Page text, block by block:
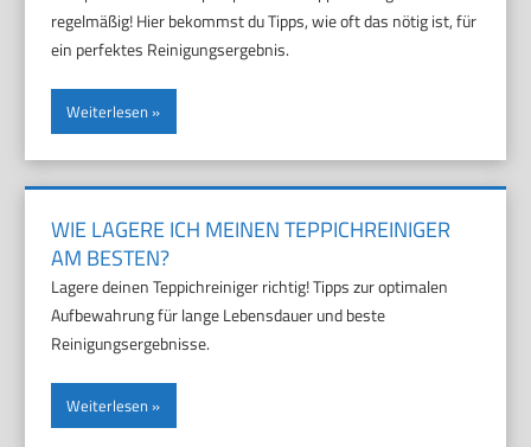
regelmäßig! Hier bekommst du Tipps, wie oft das nötig ist, für
ein perfektes Reinigungsergebnis.
Weiterlesen
WIE LAGERE ICH MEINEN TEPPICHREINIGER
AM BESTEN?
Lagere deinen Teppichreiniger richtig! Tipps zur optimalen
Aufbewahrung für lange Lebensdauer und beste
Reinigungsergebnisse.
Weiterlesen